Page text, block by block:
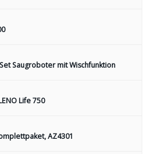
Saugroboter mit Wischfunktion
Life 750
AZ4301